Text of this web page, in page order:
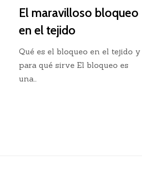
El maravilloso bloqueo
en el tejido
Qué es el bloqueo en el tejido y
para qué sirve El bloqueo es
una…